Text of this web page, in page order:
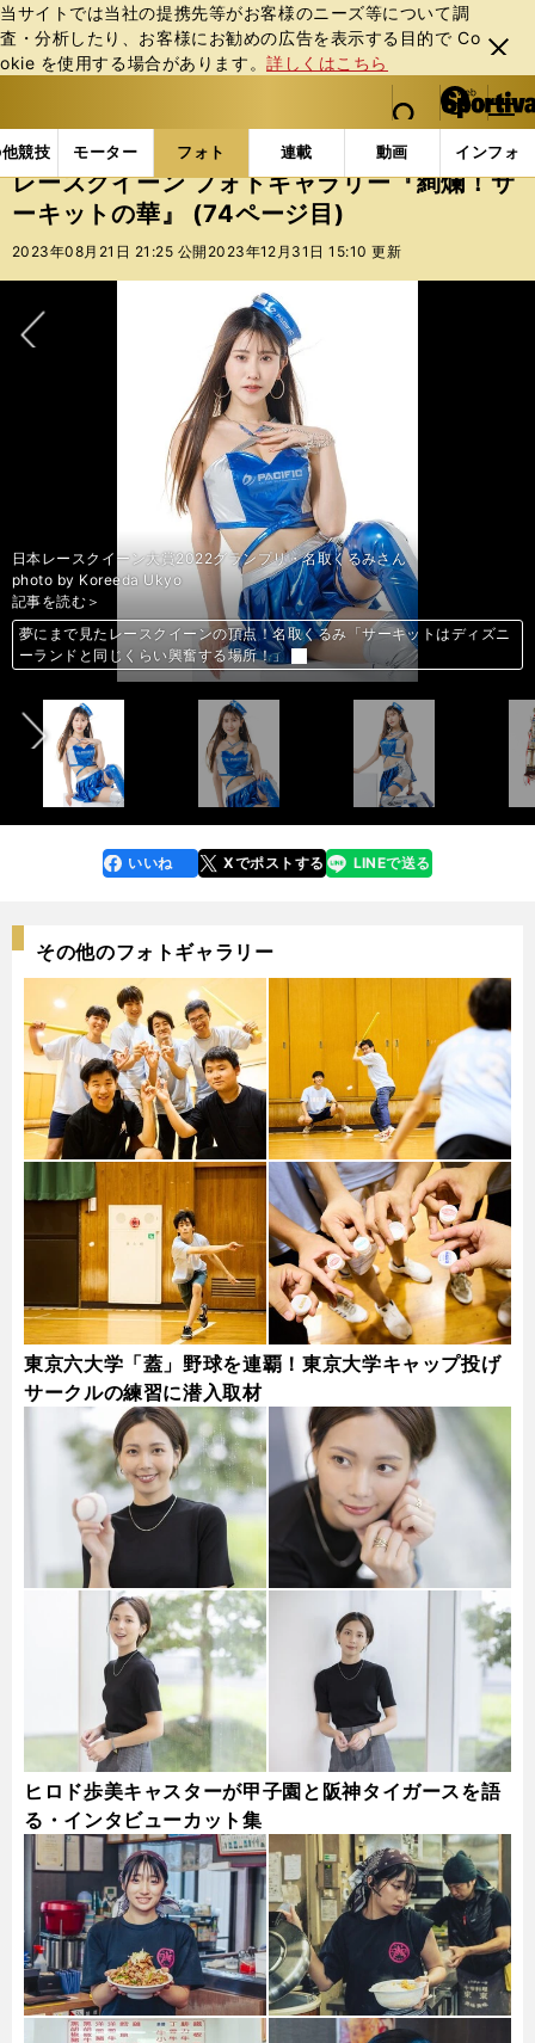
当サイトでは当社の提携先等がお客様のニーズ等について調
査・分析したり、お客様にお勧めの広告を表⽰する⽬的で Co
okie を使⽤する場合があります。詳しくはこちら
閉じ
る
web Sportiva (webスポルティーバ)
検索
マイペ
ー
ジ
メニュ
競技 モーター フォト 連載 動画 インフォ
b
ス
ポ
ル
バ
フォトギャラリー スポーツビーナスギャラリー レ
レースクイーン フォトギャラリー『絢爛！サ
ーキットの華』 (74ページ目)
2023年08月21日 21:25 公開 2023年12月31日 15:10 更新
photo by Yoshida Shigenobu
前編「DeNAチア、RIZINガール、ファッションモデル...19人のレースク
イーンがスーパーフォーミュラに集結！」＞＞
後編「伝説のトップレースクイーンやK-1ガールズも...19人のレースクイ
ーンがサーキットに華を添える！」＞＞
photo by Yoshida Shigenobu
前編「DeNAチア、RIZINガール、ファッションモデル...19人のレースク
イーンがスーパーフォーミュラに集結！」＞＞
後編「伝説のトップレースクイーンやK-1ガールズも...19人のレースクイ
ーンがサーキットに華を添える！」＞＞
photo by Yoshida Shigenobu
前編「DeNAチア、RIZINガール、ファッションモデル...19人のレースク
イーンがスーパーフォーミュラに集結！」＞＞
後編「伝説のトップレースクイーンやK-1ガールズも...19人のレースクイ
ーンがサーキットに華を添える！」＞＞
photo by Yoshida Shigenobu
前編「DeNAチア、RIZINガール、ファッションモデル...19人のレースク
イーンがスーパーフォーミュラに集結！」＞＞
後編「伝説のトップレースクイーンやK-1ガールズも...19人のレースクイ
ーンがサーキットに華を添える！」＞＞
photo by Yoshida Shigenobu
前編「DeNAチア、RIZINガール、ファッションモデル...19人のレースク
イーンがスーパーフォーミュラに集結！」＞＞
後編「伝説のトップレースクイーンやK-1ガールズも...19人のレースクイ
ーンがサーキットに華を添える！」＞＞
photo by Yoshida Shigenobu
前編「DeNAチア、RIZINガール、ファッションモデル...19人のレースク
イーンがスーパーフォーミュラに集結！」＞＞
後編「伝説のトップレースクイーンやK-1ガールズも...19人のレースクイ
ーンがサーキットに華を添える！」＞＞
photo by Yoshida Shigenobu
前編「DeNAチア、RIZINガール、ファッションモデル...19人のレースク
イーンがスーパーフォーミュラに集結！」＞＞
後編「伝説のトップレースクイーンやK-1ガールズも...19人のレースクイ
ーンがサーキットに華を添える！」＞＞
photo by Yoshida Shigenobu
前編「DeNAチア、RIZINガール、ファッションモデル...19人のレースク
イーンがスーパーフォーミュラに集結！」＞＞
後編「伝説のトップレースクイーンやK-1ガールズも...19人のレースクイ
ーンがサーキットに華を添える！」＞＞
photo by Yoshida Shigenobu
前編「DeNAチア、RIZINガール、ファッションモデル...19人のレースク
イーンがスーパーフォーミュラに集結！」＞＞
後編「伝説のトップレースクイーンやK-1ガールズも...19人のレースクイ
ーンがサーキットに華を添える！」＞＞
photo by Yoshida Shigenobu
前編「DeNAチア、RIZINガール、ファッションモデル...19人のレースク
イーンがスーパーフォーミュラに集結！」＞＞
後編「伝説のトップレースクイーンやK-1ガールズも...19人のレースクイ
ーンがサーキットに華を添える！」＞＞
photo by Yoshida Shigenobu
前編「DeNAチア、RIZINガール、ファッションモデル...19人のレースク
イーンがスーパーフォーミュラに集結！」＞＞
後編「伝説のトップレースクイーンやK-1ガールズも...19人のレースクイ
ーンがサーキットに華を添える！」＞＞
photo by Yoshida Shigenobu
前編「DeNAチア、RIZINガール、ファッションモデル...19人のレースク
イーンがスーパーフォーミュラに集結！」＞＞
後編「伝説のトップレースクイーンやK-1ガールズも...19人のレースクイ
ーンがサーキットに華を添える！」＞＞
photo by Yoshida Shigenobu
前編「DeNAチア、RIZINガール、ファッションモデル...19人のレースク
イーンがスーパーフォーミュラに集結！」＞＞
後編「伝説のトップレースクイーンやK-1ガールズも...19人のレースクイ
ーンがサーキットに華を添える！」＞＞
photo by Yoshida Shigenobu
前編「DeNAチア、RIZINガール、ファッションモデル...19人のレースク
イーンがスーパーフォーミュラに集結！」＞＞
後編「伝説のトップレースクイーンやK-1ガールズも...19人のレースクイ
ーンがサーキットに華を添える！」＞＞
photo by Yoshida Shigenobu
前編「DeNAチア、RIZINガール、ファッションモデル...19人のレースク
イーンがスーパーフォーミュラに集結！」＞＞
後編「伝説のトップレースクイーンやK-1ガールズも...19人のレースクイ
ーンがサーキットに華を添える！」＞＞
photo by Yoshida Shigenobu
前編「DeNAチア、RIZINガール、ファッションモデル...19人のレースク
イーンがスーパーフォーミュラに集結！」＞＞
後編「伝説のトップレースクイーンやK-1ガールズも...19人のレースクイ
ーンがサーキットに華を添える！」＞＞
photo by Yoshida Shigenobu
前編「DeNAチア、RIZINガール、ファッションモデル...19人のレースク
イーンがスーパーフォーミュラに集結！」＞＞
後編「伝説のトップレースクイーンやK-1ガールズも...19人のレースクイ
ーンがサーキットに華を添える！」＞＞
photo by Yoshida Shigenobu
前編「DeNAチア、RIZINガール、ファッションモデル...19人のレースク
イーンがスーパーフォーミュラに集結！」＞＞
後編「伝説のトップレースクイーンやK-1ガールズも...19人のレースクイ
ーンがサーキットに華を添える！」＞＞
photo by Yoshida Shigenobu
前編「DeNAチア、RIZINガール、ファッションモデル...19人のレースク
イーンがスーパーフォーミュラに集結！」＞＞
後編「伝説のトップレースクイーンやK-1ガールズも...19人のレースクイ
ーンがサーキットに華を添える！」＞＞
photo by Yoshida Shigenobu
前編「DeNAチア、RIZINガール、ファッションモデル...19人のレースク
イーンがスーパーフォーミュラに集結！」＞＞
後編「伝説のトップレースクイーンやK-1ガールズも...19人のレースクイ
ーンがサーキットに華を添える！」＞＞
photo by Yoshida Shigenobu
後編「伝説のトップレースクイーンやK-1ガールズも...19人のレースクイ
ーンがサーキットに華を添える！」＞＞
前編「DeNAチア、RIZINガール、ファッションモデル...19人のレースク
イーンがスーパーフォーミュラに集結！」＞＞
photo by Yoshida Shigenobu
後編「伝説のトップレースクイーンやK-1ガールズも...19人のレースクイ
ーンがサーキットに華を添える！」＞＞
前編「DeNAチア、RIZINガール、ファッションモデル...19人のレースク
イーンがスーパーフォーミュラに集結！」＞＞
photo by Yoshida Shigenobu
後編「伝説のトップレースクイーンやK-1ガールズも...19人のレースクイ
ーンがサーキットに華を添える！」＞＞
前編「DeNAチア、RIZINガール、ファッションモデル...19人のレースク
イーンがスーパーフォーミュラに集結！」＞＞
photo by Yoshida Shigenobu
後編「伝説のトップレースクイーンやK-1ガールズも...19人のレースクイ
ーンがサーキットに華を添える！」＞＞
前編「DeNAチア、RIZINガール、ファッションモデル...19人のレースク
イーンがスーパーフォーミュラに集結！」＞＞
photo by Yoshida Shigenobu
後編「伝説のトップレースクイーンやK-1ガールズも...19人のレースクイ
ーンがサーキットに華を添える！」＞＞
前編「DeNAチア、RIZINガール、ファッションモデル...19人のレースク
イーンがスーパーフォーミュラに集結！」＞＞
photo by Yoshida Shigenobu
後編「伝説のトップレースクイーンやK-1ガールズも...19人のレースクイ
ーンがサーキットに華を添える！」＞＞
前編「DeNAチア、RIZINガール、ファッションモデル...19人のレースク
イーンがスーパーフォーミュラに集結！」＞＞
photo by Yoshida Shigenobu
後編「伝説のトップレースクイーンやK-1ガールズも...19人のレースクイ
ーンがサーキットに華を添える！」＞＞
前編「DeNAチア、RIZINガール、ファッションモデル...19人のレースク
イーンがスーパーフォーミュラに集結！」＞＞
photo by Yoshida Shigenobu
後編「伝説のトップレースクイーンやK-1ガールズも...19人のレースクイ
ーンがサーキットに華を添える！」＞＞
前編「DeNAチア、RIZINガール、ファッションモデル...19人のレースク
イーンがスーパーフォーミュラに集結！」＞＞
photo by Yoshida Shigenobu
後編「伝説のトップレースクイーンやK-1ガールズも...19人のレースクイ
ーンがサーキットに華を添える！」＞＞
前編「DeNAチア、RIZINガール、ファッションモデル...19人のレースク
イーンがスーパーフォーミュラに集結！」＞＞
photo by Yoshida Shigenobu
後編「伝説のトップレースクイーンやK-1ガールズも...19人のレースクイ
ーンがサーキットに華を添える！」＞＞
前編「DeNAチア、RIZINガール、ファッションモデル...19人のレースク
イーンがスーパーフォーミュラに集結！」＞＞
photo by Yoshida Shigenobu
後編「伝説のトップレースクイーンやK-1ガールズも...19人のレースクイ
ーンがサーキットに華を添える！」＞＞
前編「DeNAチア、RIZINガール、ファッションモデル...19人のレースク
イーンがスーパーフォーミュラに集結！」＞＞
photo by Yoshida Shigenobu
後編「伝説のトップレースクイーンやK-1ガールズも...19人のレースクイ
ーンがサーキットに華を添える！」＞＞
前編「DeNAチア、RIZINガール、ファッションモデル...19人のレースク
イーンがスーパーフォーミュラに集結！」＞＞
photo by Yoshida Shigenobu
後編「伝説のトップレースクイーンやK-1ガールズも...19人のレースクイ
ーンがサーキットに華を添える！」＞＞
前編「DeNAチア、RIZINガール、ファッションモデル...19人のレースク
イーンがスーパーフォーミュラに集結！」＞＞
photo by Yoshida Shigenobu
後編「伝説のトップレースクイーンやK-1ガールズも...19人のレースクイ
ーンがサーキットに華を添える！」＞＞
前編「DeNAチア、RIZINガール、ファッションモデル...19人のレースク
イーンがスーパーフォーミュラに集結！」＞＞
photo by Yoshida Shigenobu
後編「伝説のトップレースクイーンやK-1ガールズも...19人のレースクイ
ーンがサーキットに華を添える！」＞＞
前編「DeNAチア、RIZINガール、ファッションモデル...19人のレースク
イーンがスーパーフォーミュラに集結！」＞＞
photo by Yoshida Shigenobu
後編「伝説のトップレースクイーンやK-1ガールズも...19人のレースクイ
ーンがサーキットに華を添える！」＞＞
前編「DeNAチア、RIZINガール、ファッションモデル...19人のレースク
イーンがスーパーフォーミュラに集結！」＞＞
photo by Yoshida Shigenobu
後編「伝説のトップレースクイーンやK-1ガールズも...19人のレースクイ
ーンがサーキットに華を添える！」＞＞
前編「DeNAチア、RIZINガール、ファッションモデル...19人のレースク
イーンがスーパーフォーミュラに集結！」＞＞
photo by Yoshida Shigenobu
後編「伝説のトップレースクイーンやK-1ガールズも...19人のレースクイ
ーンがサーキットに華を添える！」＞＞
前編「DeNAチア、RIZINガール、ファッションモデル...19人のレースク
イーンがスーパーフォーミュラに集結！」＞＞
夢にまで見たレースクイーンの頂点！名取くるみ「サーキットはディズニ
ーランドと同じくらい興奮する場所！」
夢にまで見たレースクイーンの頂点！名取くるみ「サーキットはディズニ
ーランドと同じくらい興奮する場所！」
夢にまで見たレースクイーンの頂点！名取くるみ「サーキットはディズニ
ーランドと同じくらい興奮する場所！」
夢にまで見たレースクイーンの頂点！名取くるみ「サーキットはディズニ
ーランドと同じくらい興奮する場所！」
夢にまで見たレースクイーンの頂点！名取くるみ「サーキットはディズニ
ーランドと同じくらい興奮する場所！」
夢にまで見たレースクイーンの頂点！名取くるみ「サーキットはディズニ
ーランドと同じくらい興奮する場所！」
夢にまで見たレースクイーンの頂点！名取くるみ「サーキットはディズニ
ーランドと同じくらい興奮する場所！」
夢にまで見たレースクイーンの頂点！名取くるみ「サーキットはディズニ
ーランドと同じくらい興奮する場所！」
夢にまで見たレースクイーンの頂点！名取くるみ「サーキットはディズニ
ーランドと同じくらい興奮する場所！」
夢にまで見たレースクイーンの頂点！名取くるみ「サーキットはディズニ
ーランドと同じくらい興奮する場所！」
夢にまで見たレースクイーンの頂点！名取くるみ「サーキットはディズニ
ーランドと同じくらい興奮する場所！」
夢にまで見たレースクイーンの頂点！名取くるみ「サーキットはディズニ
ーランドと同じくらい興奮する場所！」
夢にまで見たレースクイーンの頂点！名取くるみ「サーキットはディズニ
ーランドと同じくらい興奮する場所！」
夢にまで見たレースクイーンの頂点！名取くるみ「サーキットはディズニ
ーランドと同じくらい興奮する場所！」
夢にまで見たレースクイーンの頂点！名取くるみ「サーキットはディズニ
ーランドと同じくらい興奮する場所！」
夢にまで見たレースクイーンの頂点！名取くるみ「サーキットはディズニ
ーランドと同じくらい興奮する場所！」
夢にまで見たレースクイーンの頂点！名取くるみ「サーキットはディズニ
ーランドと同じくらい興奮する場所！」
夢にまで見たレースクイーンの頂点！名取くるみ「サーキットはディズニ
ーランドと同じくらい興奮する場所！」
夢にまで見たレースクイーンの頂点！名取くるみ「サーキットはディズニ
ーランドと同じくらい興奮する場所！」
夢にまで見たレースクイーンの頂点！名取くるみ「サーキットはディズニ
ーランドと同じくらい興奮する場所！」
夢にまで見たレースクイーンの頂点！名取くるみ「サーキットはディズニ
ーランドと同じくらい興奮する場所！」
夢にまで見たレースクイーンの頂点！名取くるみ「サーキットはディズニ
ーランドと同じくらい興奮する場所！」
夢にまで見たレースクイーンの頂点！名取くるみ「サーキットはディズニ
ーランドと同じくらい興奮する場所！」
夢にまで見たレースクイーンの頂点！名取くるみ「サーキットはディズニ
ーランドと同じくらい興奮する場所！」
夢にまで見たレースクイーンの頂点！名取くるみ「サーキットはディズニ
ーランドと同じくらい興奮する場所！」
夢にまで見たレースクイーンの頂点！名取くるみ「サーキットはディズニ
ーランドと同じくらい興奮する場所！」
夢にまで見たレースクイーンの頂点！名取くるみ「サーキットはディズニ
ーランドと同じくらい興奮する場所！」
夢にまで見たレースクイーンの頂点！名取くるみ「サーキットはディズニ
ーランドと同じくらい興奮する場所！」
夢にまで見たレースクイーンの頂点！名取くるみ「サーキットはディズニ
ーランドと同じくらい興奮する場所！」
夢にまで見たレースクイーンの頂点！名取くるみ「サーキットはディズニ
ーランドと同じくらい興奮する場所！」
夢にまで見たレースクイーンの頂点！名取くるみ「サーキットはディズニ
ーランドと同じくらい興奮する場所！」
夢にまで見たレースクイーンの頂点！名取くるみ「サーキットはディズニ
ーランドと同じくらい興奮する場所！」
夢にまで見たレースクイーンの頂点！名取くるみ「サーキットはディズニ
ーランドと同じくらい興奮する場所！」
夢にまで見たレースクイーンの頂点！名取くるみ「サーキットはディズニ
ーランドと同じくらい興奮する場所！」
夢にまで見たレースクイーンの頂点！名取くるみ「サーキットはディズニ
ーランドと同じくらい興奮する場所！」
日本レースクイーン大賞2022グランプリ・名取くるみさん
photo by Koreeda Ukyo
記事を読む＞
夢にまで見たレースクイーンの頂点！名取くるみ「サーキットはディズニ
ーランドと同じくらい興奮する場所！」
夢にまで見たレースクイーンの頂点！名取くるみ「サーキットはディズニ
ーランドと同じくらい興奮する場所！」
夢にまで見たレースクイーンの頂点！名取くるみ「サーキットはディズニ
ーランドと同じくらい興奮する場所！」
夢にまで見たレースクイーンの頂点！名取くるみ「サーキットはディズニ
ーランドと同じくらい興奮する場所！」
夢にまで見たレースクイーンの頂点！名取くるみ「サーキットはディズニ
ーランドと同じくらい興奮する場所！」
夢にまで見たレースクイーンの頂点！名取くるみ「サーキットはディズニ
ーランドと同じくらい興奮する場所！」
夢にまで見たレースクイーンの頂点！名取くるみ「サーキットはディズニ
ーランドと同じくらい興奮する場所！」
夢にまで見たレースクイーンの頂点！名取くるみ「サーキットはディズニ
ーランドと同じくらい興奮する場所！」
人気No.1レースクイーン軍団「ZENTsweeties」2023最新コスチューム
でスーパーGTシリーズを盛り上げる！
人気No.1レースクイーン軍団「ZENTsweeties」2023最新コスチューム
でスーパーGTシリーズを盛り上げる！
人気No.1レースクイーン軍団「ZENTsweeties」2023最新コスチューム
でスーパーGTシリーズを盛り上げる！
人気No.1レースクイーン軍団「ZENTsweeties」2023最新コスチューム
でスーパーGTシリーズを盛り上げる！
人気No.1レースクイーン軍団「ZENTsweeties」2023最新コスチューム
でスーパーGTシリーズを盛り上げる！
人気No.1レースクイーン軍団「ZENTsweeties」2023最新コスチューム
でスーパーGTシリーズを盛り上げる！
人気No.1レースクイーン軍団「ZENTsweeties」2023最新コスチューム
でスーパーGTシリーズを盛り上げる！
人気No.1レースクイーン軍団「ZENTsweeties」2023最新コスチューム
でスーパーGTシリーズを盛り上げる！
人気No.1レースクイーン軍団「ZENTsweeties」2023最新コスチューム
でスーパーGTシリーズを盛り上げる！
人気No.1レースクイーン軍団「ZENTsweeties」2023最新コスチューム
でスーパーGTシリーズを盛り上げる！
人気No.1レースクイーン軍団「ZENTsweeties」2023最新コスチューム
でスーパーGTシリーズを盛り上げる！
人気No.1レースクイーン軍団「ZENTsweeties」2023最新コスチューム
でスーパーGTシリーズを盛り上げる！
人気No.1レースクイーン軍団「ZENTsweeties」2023最新コスチューム
でスーパーGTシリーズを盛り上げる！
人気No.1レースクイーン軍団「ZENTsweeties」2023最新コスチューム
でスーパーGTシリーズを盛り上げる！
人気No.1レースクイーン軍団「ZENTsweeties」2023最新コスチューム
でスーパーGTシリーズを盛り上げる！
人気No.1レースクイーン軍団「ZENTsweeties」2023最新コスチューム
でスーパーGTシリーズを盛り上げる！
人気No.1レースクイーン軍団「ZENTsweeties」2023最新コスチューム
でスーパーGTシリーズを盛り上げる！
人気No.1レースクイーン軍団「ZENTsweeties」2023最新コスチューム
でスーパーGTシリーズを盛り上げる！
人気No.1レースクイーン軍団「ZENTsweeties」2023最新コスチューム
でスーパーGTシリーズを盛り上げる！
人気No.1レースクイーン軍団「ZENTsweeties」2023最新コスチューム
でスーパーGTシリーズを盛り上げる！
人気No.1レースクイーン軍団「ZENTsweeties」2023最新コスチューム
でスーパーGTシリーズを盛り上げる！
人気No.1レースクイーン軍団「ZENTsweeties」2023最新コスチューム
でスーパーGTシリーズを盛り上げる！
人気No.1レースクイーン軍団「ZENTsweeties」2023最新コスチューム
でスーパーGTシリーズを盛り上げる！
人気No.1レースクイーン軍団「ZENTsweeties」2023最新コスチューム
でスーパーGTシリーズを盛り上げる！
人気No.1レースクイーン軍団「ZENTsweeties」2023最新コスチューム
でスーパーGTシリーズを盛り上げる！
人気No.1レースクイーン軍団「ZENTsweeties」2023最新コスチューム
でスーパーGTシリーズを盛り上げる！
人気No.1レースクイーン軍団「ZENTsweeties」2023最新コスチューム
でスーパーGTシリーズを盛り上げる！
前へ
faceboo
k
いいね Xでポストする
line LINEで送る
その他のフォトギャラリー
東京六大学「蓋」野球を連覇！東京大学キャップ投げ
サークルの練習に潜入取材
ヒロド歩美キャスターが甲子園と阪神タイガースを語
る・インタビューカット集